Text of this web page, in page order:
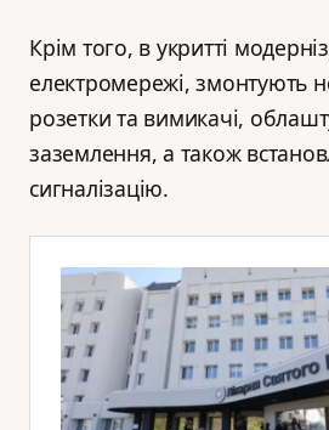
Крім того, в укритті
електромережі, змонтують
розетки та вимикачі,
заземлення, а також
сигналізацію.